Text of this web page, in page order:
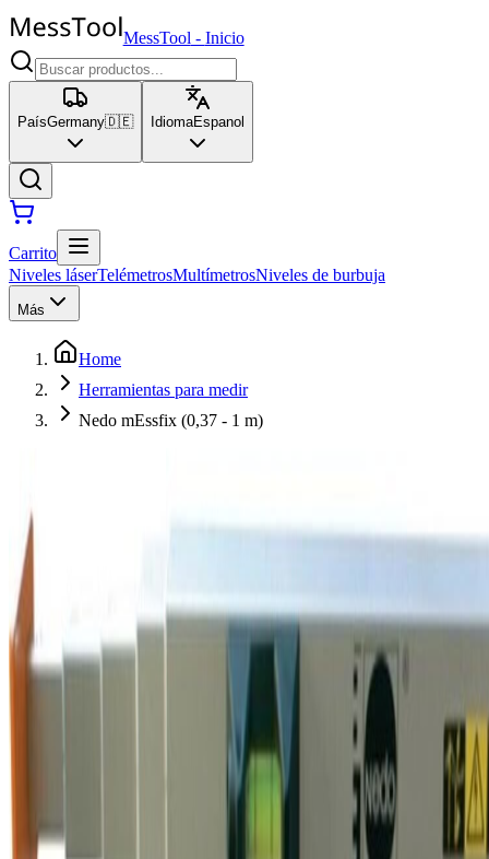
MessTool - Inicio
PaísGermany🇩🇪 IdiomaEspanol
Carrito
Niveles láserTelémetrosMultímetrosNiveles de burbuja
Más
Home
Herramientas para medir
Nedo mEssfix (0,37 - 1 m)